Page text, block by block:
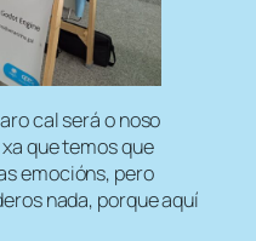
cal será o noso
que temos que
emocións, pero
nada, porque aquí